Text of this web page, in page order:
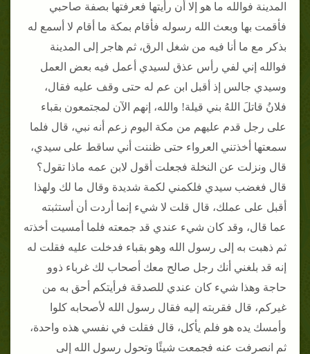
المدينة فوالله ما هو إلا أن رأيتها فعرفتها بصفة صاحبي
فأقمت بها وبعث الله رسوله فأقام بمكة ما أقام لا أسمع له
بذكر مع ما أنا فيه من شغل الرق، ثم هاجر إلى المدينة
فوالله إني لفي رأس عذق لسيدي أعمل فيه بعض العمل
وسيدي جالس إذ أقبل ابن عم له حتى وقف عليه فقال،
فلانُ قاتلَ اللهُ بني قيلة! والله، إنهم الآن لمجتمعون بقباء
على رجل قدم عليهم من مكة اليوم زعم أنه نبي، قال فلما
سمعتها أخذتني العرواء حتى ظننت أني ساقط على سيدي،
قال ونزلت عن النخلة فجعلت أقول لابن عمه ماذا تقول؟
قال فغضب سيدي فلكمني لكمة شديدة وقال ما لك ولهذا
أقبل على عملك، قال قلت لا شيء إنما أردت أن أستثبته
عما قال، وقد كان شيء عندي قد جمعته فلما أمسيت أخذته
ثم ذهبت به إلى رسول الله وهو بقباء فدخلت عليه فقلت له
إنه قد بلغني أنك رجل صالح معك أصحاب لك غرباء ذوو
حاجة وهذا شيء كان عندي للصدقة فرأيتكم أحق به من
غيركم، قال فقربته إليه فقال رسول الله لأصحابه كلوا
وأمسك يده هو فلم يأكل، قال فقلت في نفسي هذه واحدة،
ثم انصرفت عنه فجمعت شيئًا وتحول رسول الله إلى